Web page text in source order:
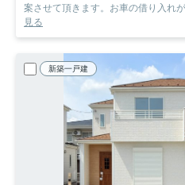
案させて頂きます。お車の借り入れ
見る
新築一戸建